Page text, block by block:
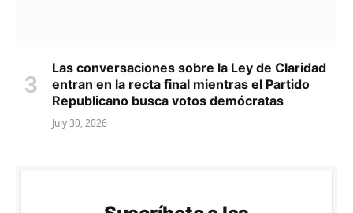
Las conversaciones sobre la Ley de Claridad
entran en la recta final mientras el Partido
Republicano busca votos demócratas
July 30, 2026